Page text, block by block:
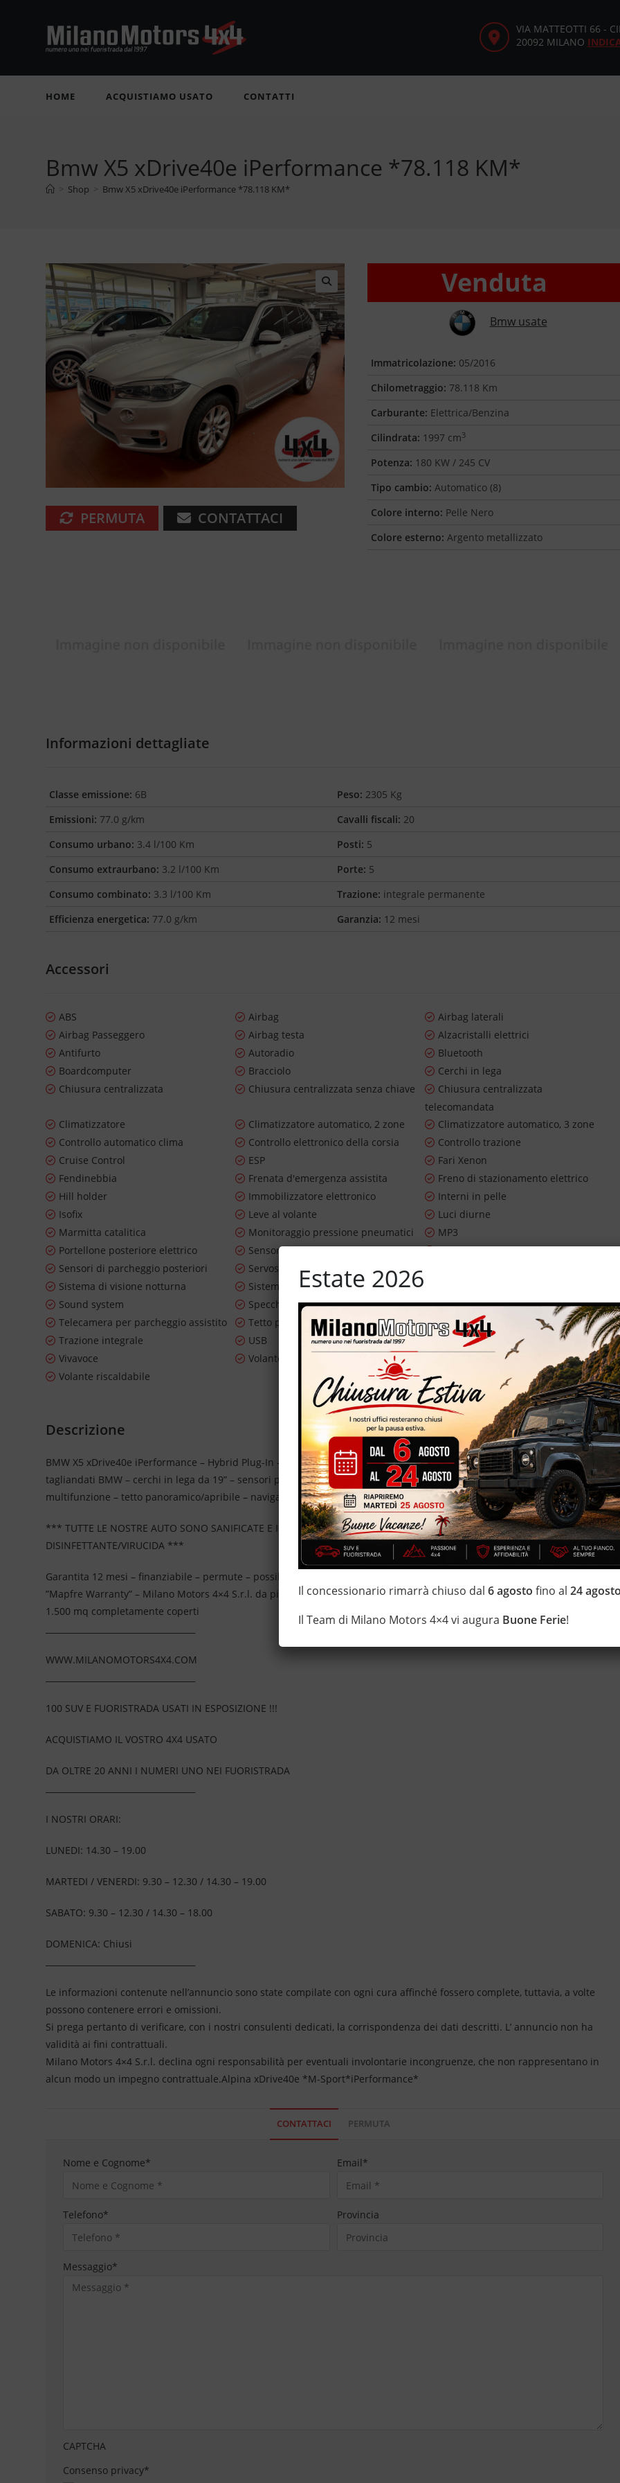
VIA MATTEOTTI 66 -
20092 MILANO
HOME ACQUISTIAMO USATO CONTATTI
Bmw X5 xDrive40e iPerformance *78.118 KM*
> Shop > Bmw X5 xDrive40e iPerformance *78.118 KM*
🔍
PERMUTA CONTATTACI
Venduta
Bmw usate
Immatricolazione: 05/2016
Chilometraggio: 78.118 Km
Carburante: Elettrica/Benzina
Cilindrata: 1997 cm3
Potenza: 180 KW / 245 CV
Tipo cambio: Automatico (8)
Colore interno: Pelle Nero
Colore esterno: Argento metallizzato
Informazioni dettagliate
Classe emissione: 6B
Emissioni: 77.0 g/km
Consumo urbano: 3.4 l/100 Km
Consumo extraurbano: 3.2 l/100 Km
Consumo combinato: 3.3 l/100 Km
Efficienza energetica: 77.0 g/km
Peso: 2305 Kg
Cavalli fiscali: 20
Posti: 5
Porte: 5
Trazione: integrale permanente
Garanzia: 12 mesi
Accessori
ABS Airbag
Airbag laterali
Airbag Passeggero
Airbag testa
Alzacristalli elettrici
Antifurto
Autoradio
Bluetooth
Boardcomputer
Bracciolo
Cerchi in lega
Chiusura centralizzata
Chiusura centralizzata senza chiave
Chiusura centralizzata
telecomandata
Climatizzatore
Climatizzatore automatico, 2 zone
Climatizzatore automatico, 3 zone
Controllo automatico clima
Controllo elettronico della corsia
Controllo trazione
Cruise Control
ESP
Fari Xenon
Fendinebbia
Frenata d'emergenza assistita
Freno di stazionamento elettrico
Hill holder
Immobilizzatore elettronico
Interni in pelle
Isofix
Leve al volante
Luci diurne
Marmitta catalitica
Monitoraggio pressione pneumatici
MP3
Portellone posteriore elettrico
Sensore di luce
Sensore di pioggia
Sensori di parcheggio posteriori
Servosterzo
Sistema di visione notturna
Sistema lavafari
Sound system
Specchietti laterali elettrici
Start/Stop Automatico
Telecamera per parcheggio assistito
Tetto panorama
Tettuccio apribile
Trazione integrale
USB
Vetri oscurati
Vivavoce
Volante in pelle
Volante multifunzione
Volante riscaldabile
Descrizione
BMW X5 xDrive40e iPerformance – Hybrid Plug-In – allestimento Luxury – euro 6B – 78.118 km certificati, garantiti e
tagliandati BMW – cerchi in lega da 19” – sensori park – elegante interno in pelle – 245 CV – vernice metallizzata – volante
multifunzione – tetto panoramico/apribile – navigatore cartografico – retrocamera – portellone posteriore elettrico
*** TUTTE LE NOSTRE AUTO SONO SANIFICATE E IGIENIZZATE CON TRATTAMENTI DI VAPORE, OZONO E
DISINFETTANTE/VIRUCIDA ***
Garantita 12 mesi – finanziabile – permute – possibilità di estensione della garanzia con i leader del mercato ”Opteven” e
”Mapfre Warranty” – Milano Motors 4×4 S.r.l. da più di 20 anni Numeri Uno Nei Fuoristrada con un’ esposizione da più di
1.500 mq completamente coperti
WWW.MILANOMOTORS4X4.COM
100 SUV E FUORISTRADA USATI IN ESPOSIZIONE !!!
ACQUISTIAMO IL VOSTRO 4X4 USATO
DA OLTRE 20 ANNI I NUMERI UNO NEI FUORISTRADA
I NOSTRI ORARI:
LUNEDI: 14.30 – 19.00
MARTEDI / VENERDI: 9.30 – 12.30 / 14.30 – 19.00
SABATO: 9.30 – 12.30 / 14.30 – 18.00
DOMENICA: Chiusi
Le informazioni contenute nell’annuncio sono state compilate con ogni cura affinché fossero complete, tuttavia, a volte
possono contenere errori e omissioni.
Si prega pertanto di verificare, con i nostri consulenti dedicati, la corrispondenza dei dati descritti. L’ annuncio non ha
validità ai fini contrattuali.
Milano Motors 4×4 S.r.l. declina ogni responsabilità per eventuali involontarie incongruenze, che non rappresentano in
alcun modo un impegno contrattuale.Alpina xDrive40e *M-Sport*iPerformance*
CONTATTACI PERMUTA
Nome e Cognome* Email*
Telefono* Provincia
Messaggio*
CAPTCHA
Consenso privacy*
Estate 2026
Il concessionario rimarrà chiuso dal6 agosto fino al24
Il Team di Milano Motors 4×4 vi augura Buone Ferie!